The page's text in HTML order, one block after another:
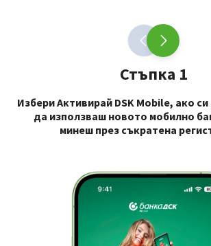
Стъпка 1
ИзбериАктивирай DSK Mobile, ако
да използваш новото мобилно
минеш през съкратена